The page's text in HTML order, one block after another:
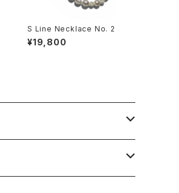
S Line Necklace No. 2
¥19,800